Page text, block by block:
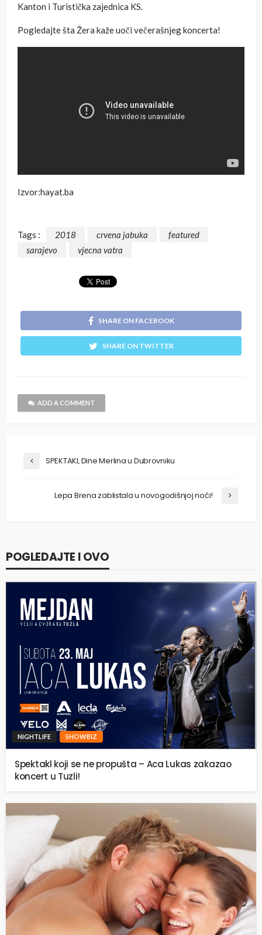
Kanton i Turistička zajednica KS.
Pogledajte šta Žera kaže uoči večerašnjeg koncerta!
Izvor:hayat.ba
Tags : 2018 crvena jabuka
featured
sarajevo
vjecna vatra
SHARE ON FACEBOOK
SHARE ON TWITTER
ADD A COMMENT
SPEKTAKL Dine Merlina u Dubrovniku
Lepa Brena zablistala u novogodišnjoj noći!
POGLEDAJTE I OVO
NIGHTLIFE SHOWBIZ
Spektakl koji se ne propušta – Aca Lukas zakazao
koncert u Tuzli!